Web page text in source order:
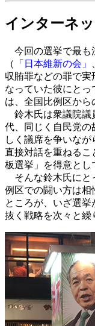
インターネ
今回の選挙で最も
（
「日本維新の会」
収賄罪などの罪で実
なっていた彼にと
は、全国比例区から
鈴木氏は衆議院議
代、同じく自民党の
しく議席を争いな
直接対話を重ねるこ
板選挙」を得意とし
そんな鈴木氏にと
例区での闘い方は相
ところが、いざ選
抜く戦略を次々と繰